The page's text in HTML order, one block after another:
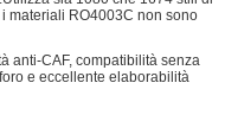
materiali RO4003C non sono
anti-CAF, compatibilità senza
e eccellente elaborabilità